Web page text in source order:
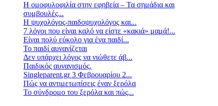
Η ομοφυλοφιλία στην εφηβεία – Τα σημάδια και
συμβουλές...
Η ψυχολόγος-παιδοψυχολόγος και...
7 λόγοι που είναι καλό να είστε «κακιά» μαμά!...
Είναι πολύ εύκολο για ένα παιδί...
Το παιδί αυνανίζεται
Δεν υπάρχει λόγος να νιώθετε άβ...
Παιδικός αυνανισμός.
Singleparent.gr 3 Φεβρουαρίου 2...
Πώς να αντιμετωπίσεις έναν ξερόλα
Το σύνδρομο του ξερόλα και πώς...